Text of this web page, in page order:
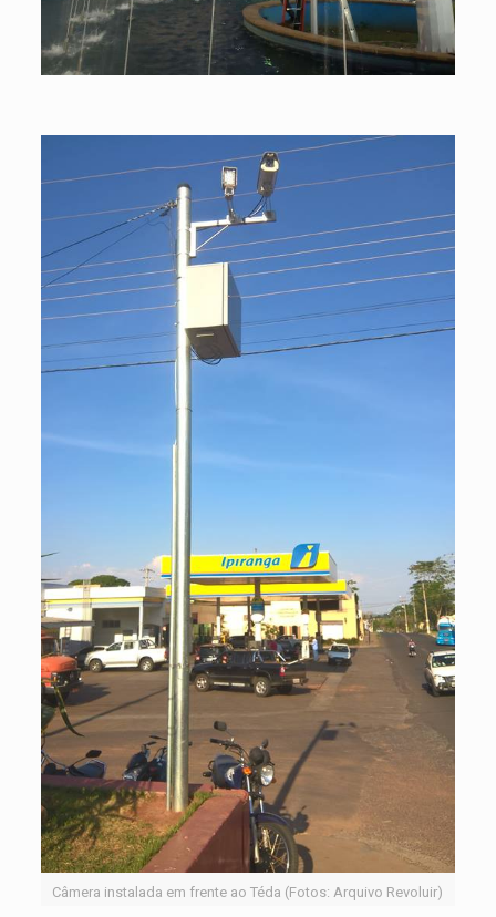
Câmera instalada em frente ao Téda (Fotos: Arquivo Revoluir)